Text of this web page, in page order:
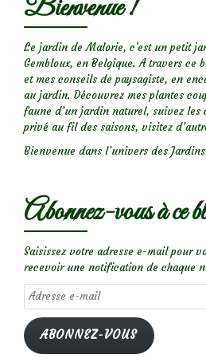
Bienvenue !
Le jardin de Malorie, c'est un petit
Gembloux, en Belgique. A travers ce
et mes conseils de paysagiste, en
au jardin. Découvrez mes plantes
faune d’un jardin naturel, suivez les
privé au fil des saisons, visitez
Bienvenue dans l’univers des
Abonnez-vous à ce
Saisissez votre adresse e-mail pour
recevoir une notification de chaque
Adresse
e-
mail
ABONNEZ-VOUS